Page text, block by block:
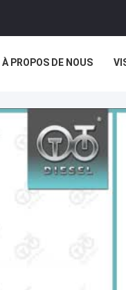
À PROPOS DE NOUS